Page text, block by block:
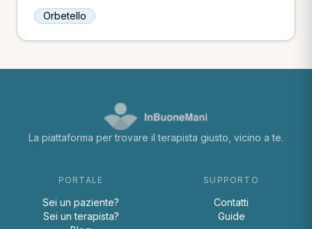
Orbetello
La piattaforma per trovare il terapista giusto, vicino a te.
PORTALE
Sei un paziente?
Sei un terapista?
SUPPORTO
Contatti
Guide